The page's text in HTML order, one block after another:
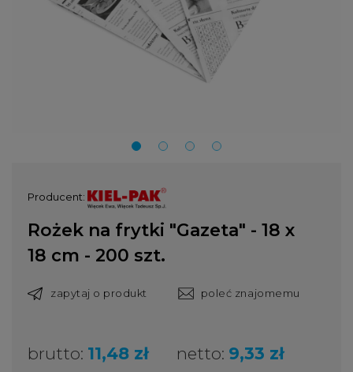
Producent:
Rożek na frytki "Gazeta" - 18 x
18 cm - 200 szt.
zapytaj o produkt poleć znajomemu
brutto: 11,48 zł netto: 9,33 zł